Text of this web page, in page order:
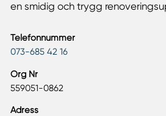
en smidig och trygg
Telefonnummer
073-685 42 16
Org Nr
559051-0862
Adress